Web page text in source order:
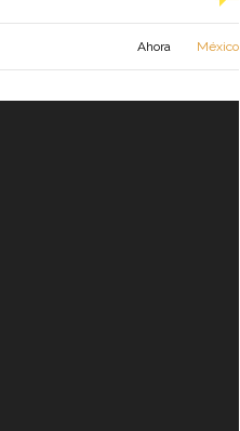
Ahora México